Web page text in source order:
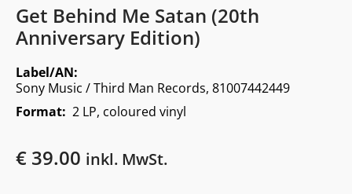
Get Behind Me Satan (20th
Anniversary Edition)
Label/AN:
Sony Music / Third Man Records, 81007442449
Format: 2 LP, coloured vinyl
€ 39.00 inkl. MwSt.